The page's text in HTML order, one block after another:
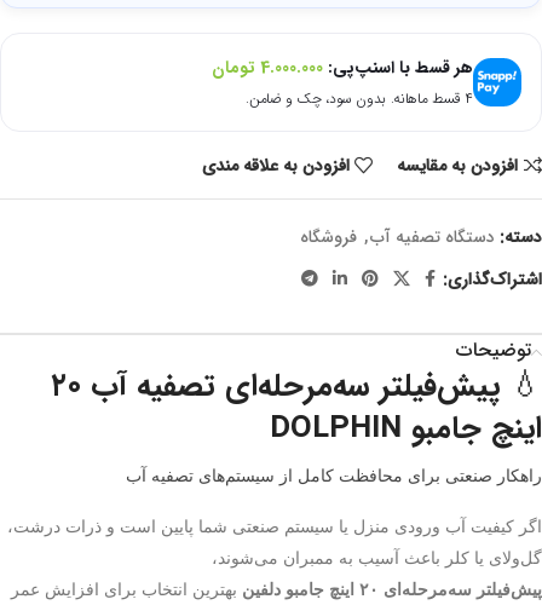
هر قسط با اسنپ‌پی: 4.000.000 تومان
۴ قسط ماهانه. بدون سود، چک و ضامن.
افزودن به مقایسه افزودن به علاقه مندی
دسته: دستگاه تصفیه آب, فروشگاه
اشتراک‌گذاری:
توضیحات
💧 پیش‌فیلتر سه‌مرحله‌ای تصفیه آب ۲۰
اینچ جامبو DOLPHIN
راهکار صنعتی برای محافظت کامل از سیستم‌های تصفیه آب
اگر کیفیت آب ورودی منزل یا سیستم صنعتی شما پایین است و ذرات درشت،
گل‌ولای یا کلر باعث آسیب به ممبران می‌شوند،
پیش‌فیلتر سه‌مرحله‌ای ۲۰ اینچ جامبو دلفین
بهترین انتخاب برای افزایش عمر